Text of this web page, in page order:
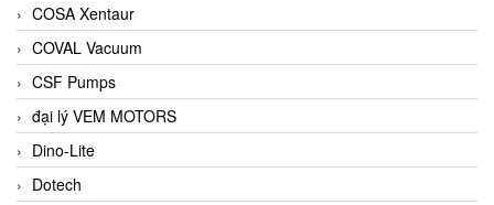
COSA Xentaur
COVAL Vacuum
CSF Pumps
đại lý VEM MOTORS
Dino-Lite
Dotech